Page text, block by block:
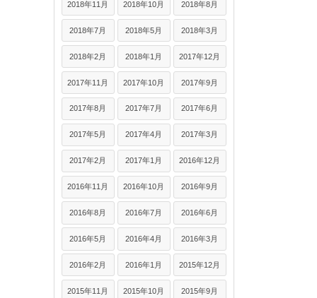
2018年11月 2018年10月 2018年8月
2018年7月 2018年5月 2018年3月
2018年2月 2018年1月 2017年12月
2017年11月 2017年10月 2017年9月
2017年8月 2017年7月 2017年6月
2017年5月 2017年4月 2017年3月
2017年2月 2017年1月 2016年12月
2016年11月 2016年10月 2016年9月
2016年8月 2016年7月 2016年6月
2016年5月 2016年4月 2016年3月
2016年2月 2016年1月 2015年12月
2015年11月 2015年10月 2015年9月